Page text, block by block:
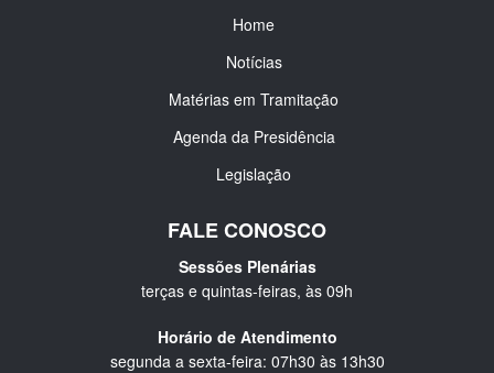
Home
Notícias
Matérias em Tramitação
Agenda da Presidência
Legislação
FALE CONOSCO
Sessões Plenárias
terças e quintas-feiras, às 09h
Horário de Atendimento
segunda a sexta-feira: 07h30 às 13h30